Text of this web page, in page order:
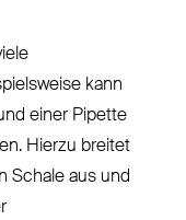
kann
einer Pipette
Hierzu breitet
Schale aus und